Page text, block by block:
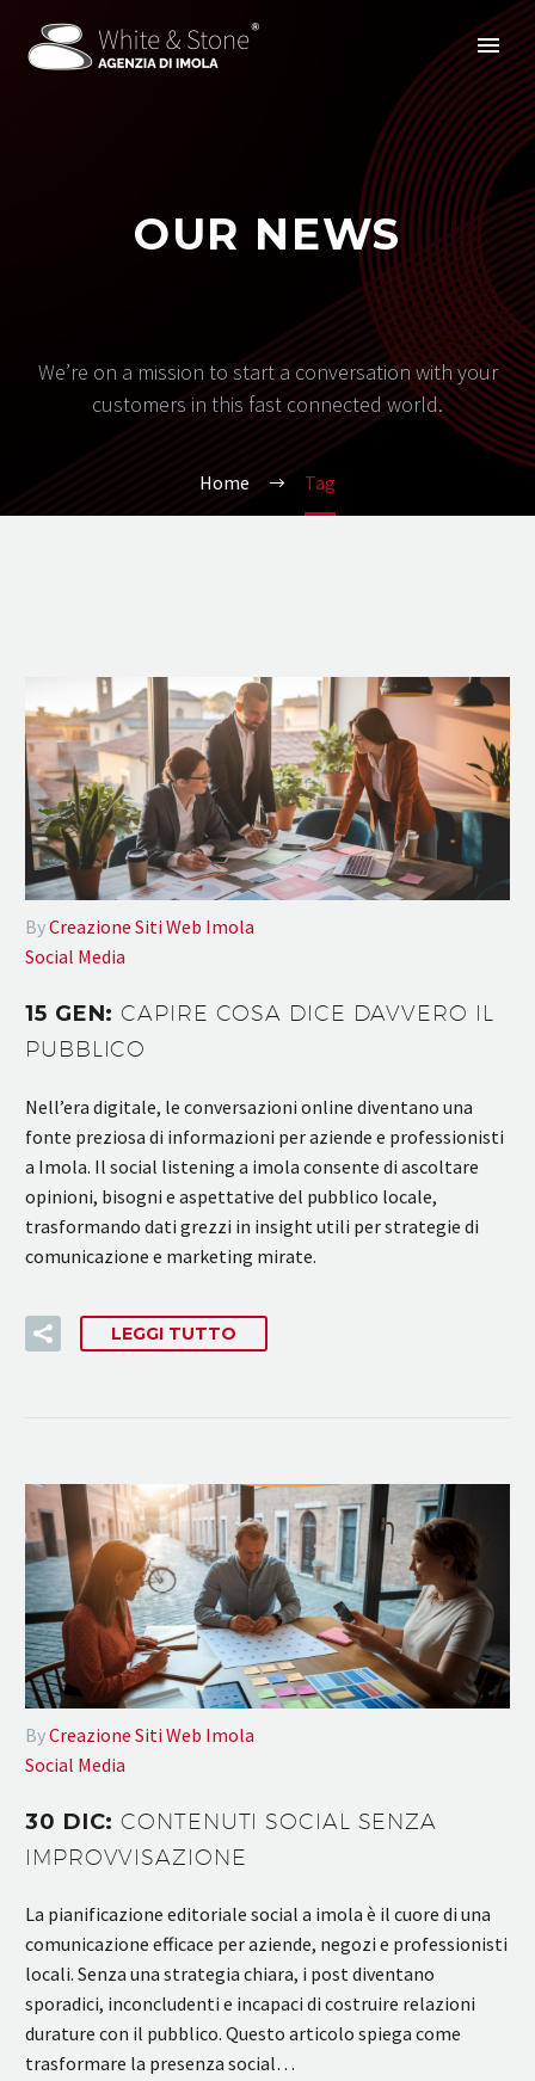
OUR NEWS
We’re on a mission to start a conversation with your
customers in this fast connected world.
Home Tag
ByCreazione Siti Web Imola
Social Media
15 GEN:CAPIRE COSA DICE DAVVERO IL
PUBBLICO
Nell’era digitale, le conversazioni online diventano una
fonte preziosa di informazioni per aziende e professionisti
a Imola. Il social listening a imola consente di ascoltare
opinioni, bisogni e aspettative del pubblico locale,
trasformando dati grezzi in insight utili per strategie di
comunicazione e marketing mirate.
LEGGI TUTTO
ByCreazione Siti Web Imola
Social Media
30 DIC:CONTENUTI SOCIAL SENZA
IMPROVVISAZIONE
La pianificazione editoriale social a imola è il cuore di una
comunicazione efficace per aziende, negozi e professionisti
locali. Senza una strategia chiara, i post diventano
sporadici, inconcludenti e incapaci di costruire relazioni
durature con il pubblico. Questo articolo spiega come
trasformare la presenza social…